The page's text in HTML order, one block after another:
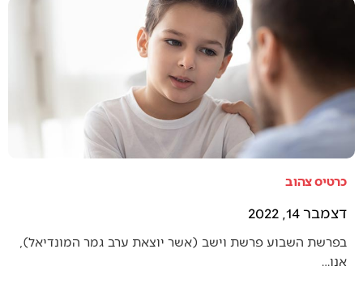
כרטיס צהוב
דצמבר 14, 2022
בפרשת השבוע פרשת וישב (אשר יוצאת ערב גמר המונדיאל),
אנו…